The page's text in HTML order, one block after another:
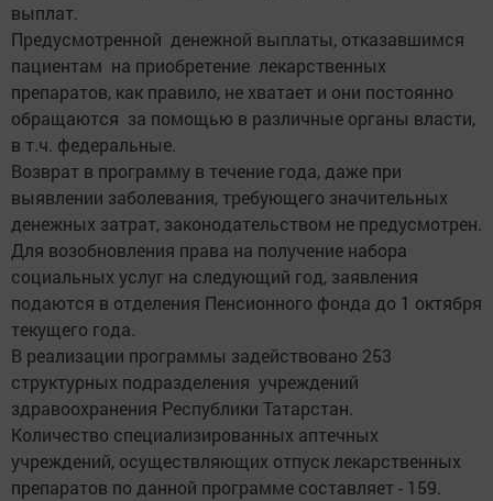
выплат.
Предусмотренной денежной выплаты, отказавшимся
пациентам на приобретение лекарственных
препаратов, как правило, не хватает и они постоянно
обращаются за помощью в различные органы власти,
в т.ч. федеральные.
Возврат в программу в течение года, даже при
выявлении заболевания, требующего значительных
денежных затрат, законодательством не предусмотрен.
Для возобновления права на получение набора
социальных услуг на следующий год, заявления
подаются в отделения Пенсионного фонда до 1 октября
текущего года.
В реализации программы задействовано 253
структурных подразделения учреждений
здравоохранения Республики Татарстан.
Количество специализированных аптечных
учреждений, осуществляющих отпуск лекарственных
препаратов по данной программе составляет - 159.